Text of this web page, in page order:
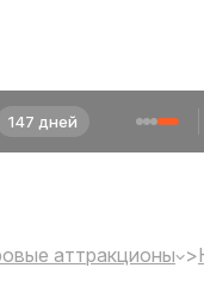
аттракционы >